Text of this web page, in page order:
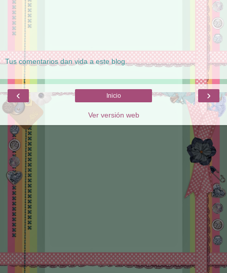
Tus comentarios dan vida a este blog.
‹ ›
Inicio
Ver versión web